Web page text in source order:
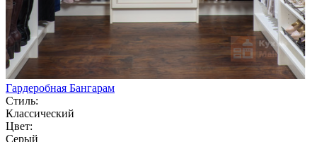
Гардеробная Бангарам
Стиль:
Классический
Цвет:
Серый